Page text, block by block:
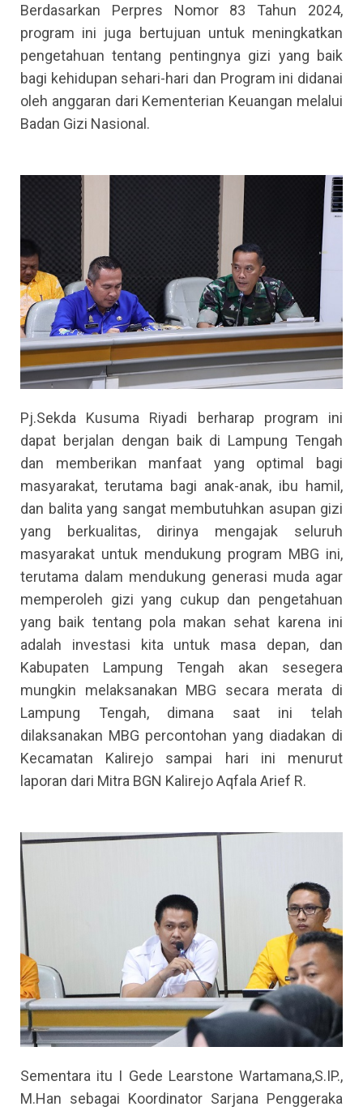
Berdasarkan Perpres Nomor 83 Tahun 2024,
program ini juga bertujuan untuk meningkatkan
pengetahuan tentang pentingnya gizi yang baik
bagi kehidupan sehari-hari dan Program ini didanai
oleh anggaran dari Kementerian Keuangan melalui
Badan Gizi Nasional.
Pj.Sekda Kusuma Riyadi berharap program ini
dapat berjalan dengan baik di Lampung Tengah
dan memberikan manfaat yang optimal bagi
masyarakat, terutama bagi anak-anak, ibu hamil,
dan balita yang sangat membutuhkan asupan gizi
yang berkualitas, dirinya mengajak seluruh
masyarakat untuk mendukung program MBG ini,
terutama dalam mendukung generasi muda agar
memperoleh gizi yang cukup dan pengetahuan
yang baik tentang pola makan sehat karena ini
adalah investasi kita untuk masa depan, dan
Kabupaten Lampung Tengah akan sesegera
mungkin melaksanakan MBG secara merata di
Lampung Tengah, dimana saat ini telah
dilaksanakan MBG percontohan yang diadakan di
Kecamatan Kalirejo sampai hari ini menurut
laporan dari Mitra BGN Kalirejo Aqfala Arief R.
Sementara itu I Gede Learstone Wartamana,S.IP.,
M.Han sebagai Koordinator Sarjana Penggeraka